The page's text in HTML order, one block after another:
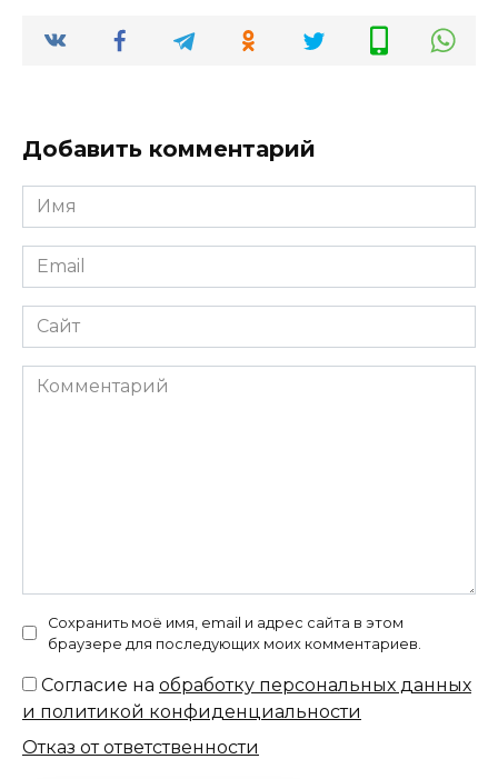
Добавить комментарий
Имя
*
Email
*
Сайт
Комментарий
Сохранить моё имя, email и адрес сайта в этом
браузере для последующих моих комментариев.
Согласие на обработку персональных данных
и политикой конфиденциальности
Отказ от ответственности